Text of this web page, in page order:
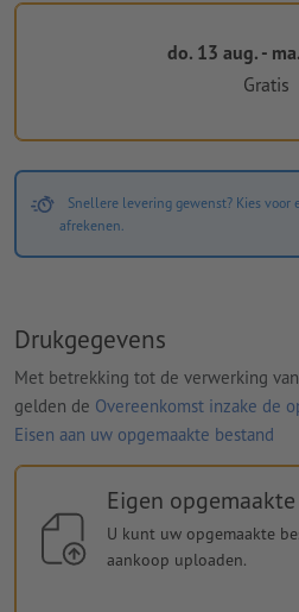
do. 13 aug. -
Gratis
Snellere levering gewenst? Kies voor
afrekenen.
Drukgegevens
Met betrekking tot de verwerking
gelden de Overeenkomst inzake de
Eisen aan uw opgemaakte bestand
Eigen
U kunt uw opgemaakte
aankoop uploaden.